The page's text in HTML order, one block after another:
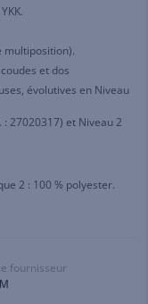
multiposition).
et dos
évolutives en Niveau
27020317) et Niveau 2
2 : 100 % polyester.
fournisseur